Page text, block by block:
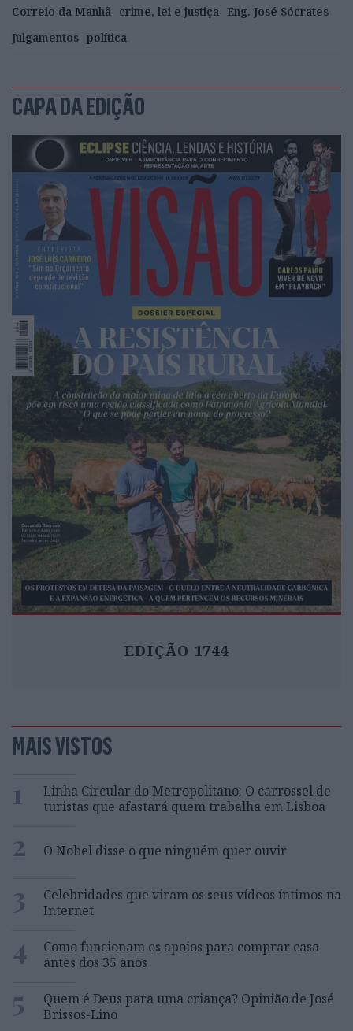
Correio da Manhã crime, lei e justiça Eng. José Sócrates
Julgamentos política
CAPA DA EDIÇÃO
EDIÇÃO 1744
MAIS VISTOS
1
Linha Circular do Metropolitano: O carrossel de
turistas que afastará quem trabalha em Lisboa
2 O Nobel disse o que ninguém quer ouvir
3
Celebridades que viram os seus vídeos íntimos na
Internet
4
Como funcionam os apoios para comprar casa
antes dos 35 anos
5
Quem é Deus para uma criança? Opinião de José
Brissos-Lino